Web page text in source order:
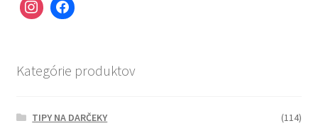
Kategórie produktov
TIPY NA DARČEKY
(114)